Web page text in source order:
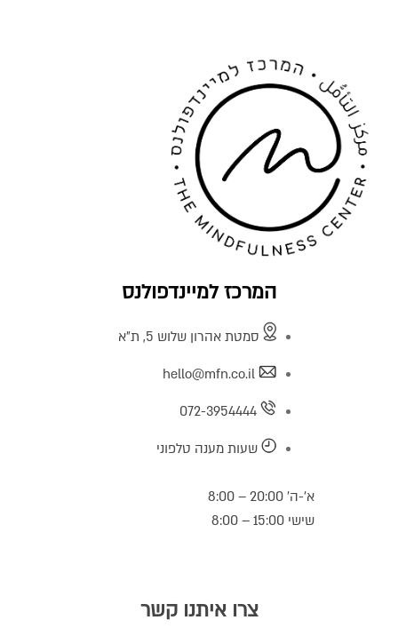
המרכז למיינדפולנס
סמטת אהרון שלוש 5, ת"א
hello@mfn.co.il
072-3954444
שעות מענה טלפוני
א’-ה’ 20:00 – 8:00
שישי 15:00 – 8:00
צרו איתנו קשר